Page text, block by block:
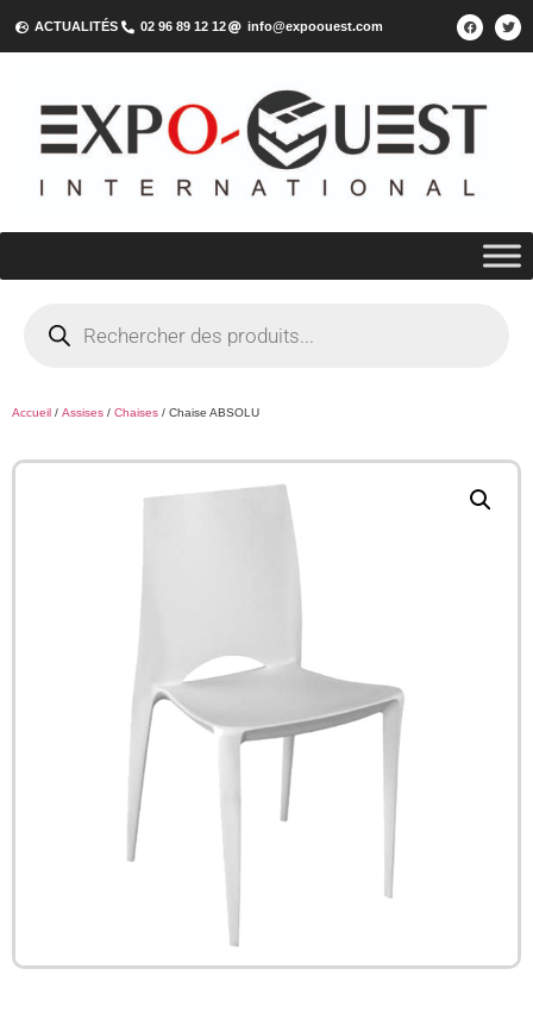
ACTUALITÉS 02 96 89 12 12 info@expoouest.com
Accueil / Assises / Chaises / Chaise ABSOLU